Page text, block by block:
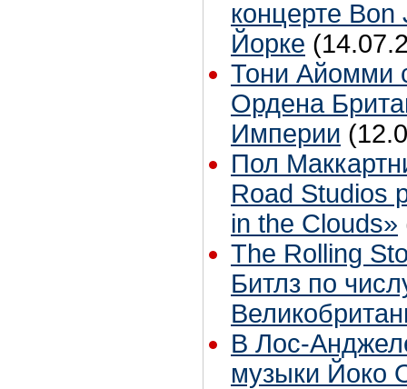
концерте
Йорке
Тони Айомми
Ордена
Империи
Пол
Road Studios
in the Clouds»
The Rolling
Битлз по
В Лос-
музыки Йоко